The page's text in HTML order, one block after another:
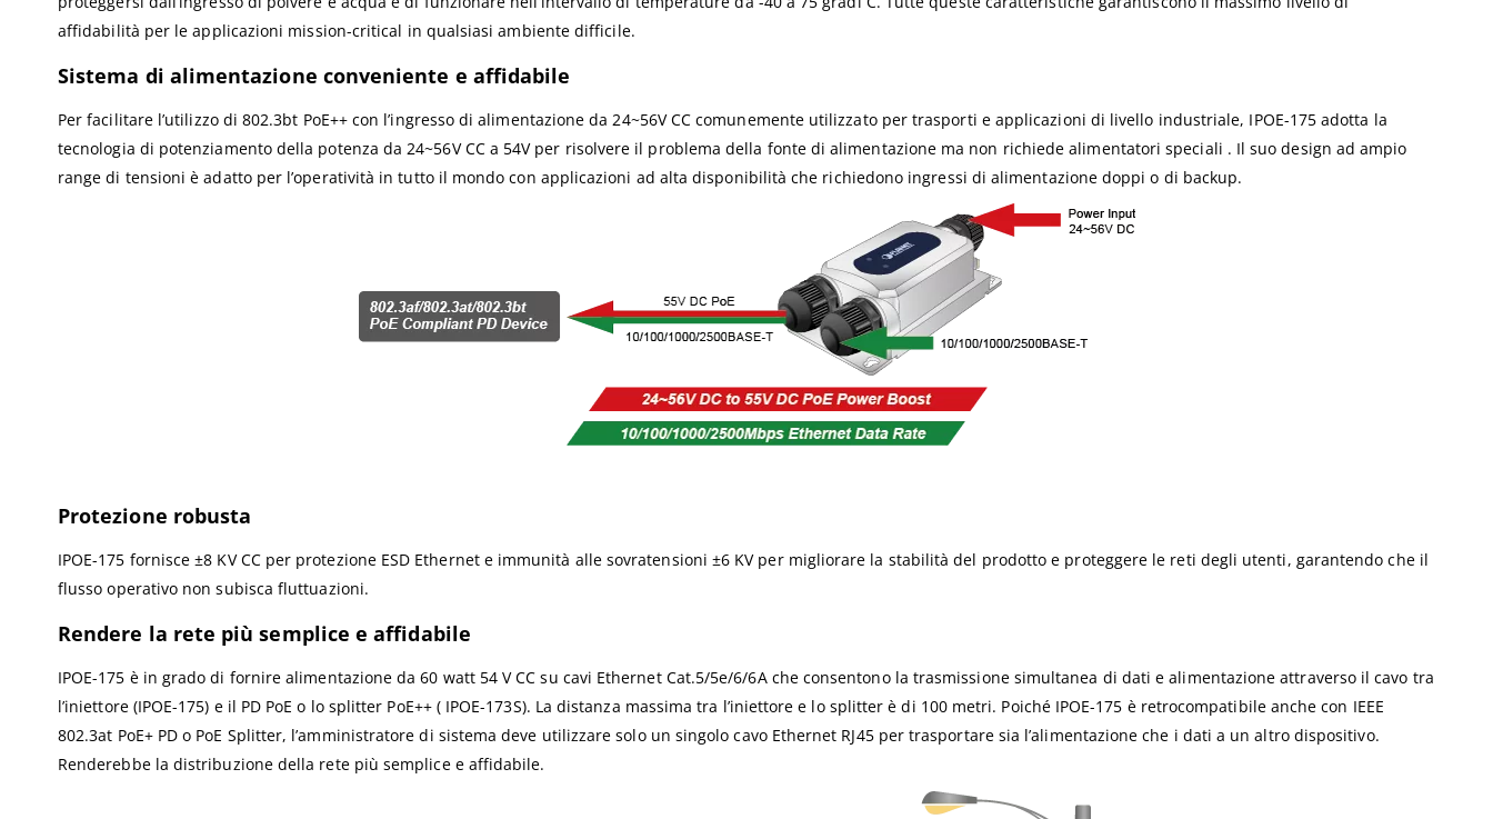
affidabilità per le applicazioni mission-critical in qualsiasi ambiente difficile.
Sistema di alimentazione conveniente e affidabile
Per facilitare l’utilizzo di 802.3bt PoE++ con l’ingresso di alimentazione da 24~56V CC comunemente utilizzato per trasporti e applicazioni di livello industriale, IPOE-175 adotta la
tecnologia di potenziamento della potenza da 24~56V CC a 54V per risolvere il problema della fonte di alimentazione ma non richiede alimentatori speciali . Il suo design ad ampio
range di tensioni è adatto per l’operatività in tutto il mondo con applicazioni ad alta disponibilità che richiedono ingressi di alimentazione doppi o di backup.
Protezione robusta
IPOE-175 fornisce ±8 KV CC per protezione ESD Ethernet e immunità alle sovratensioni ±6 KV per migliorare la stabilità del prodotto e proteggere le reti degli utenti, garantendo che il
flusso operativo non subisca fluttuazioni.
Rendere la rete più semplice e affidabile
IPOE-175 è in grado di fornire alimentazione da 60 watt 54 V CC su cavi Ethernet Cat.5/5e/6/6A che consentono la trasmissione simultanea di dati e alimentazione attraverso il cavo tra
l’iniettore (IPOE-175) e il PD PoE o lo splitter PoE++ ( IPOE-173S). La distanza massima tra l’iniettore e lo splitter è di 100 metri. Poiché IPOE-175 è retrocompatibile anche con IEEE
802.3at PoE+ PD o PoE Splitter, l’amministratore di sistema deve utilizzare solo un singolo cavo Ethernet RJ45 per trasportare sia l’alimentazione che i dati a un altro dispositivo.
Renderebbe la distribuzione della rete più semplice e affidabile.